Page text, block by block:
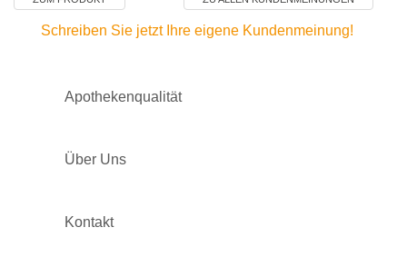
Schreiben Sie jetzt Ihre eigene Kundenmeinung!
Apothekenqualität
Über Uns
Kontakt